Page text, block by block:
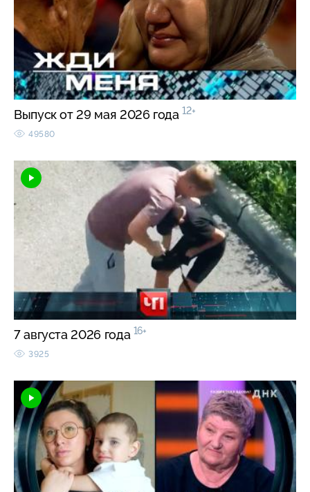
Выпуск от 29 мая 2026 года 12+
49580
7 августа 2026 года 16+
3925